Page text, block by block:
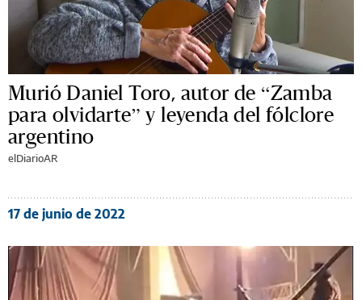
Murió Daniel Toro, autor de “Zamba
para olvidarte” y leyenda del fólclore
argentino
elDiarioAR
17 de junio de 2022